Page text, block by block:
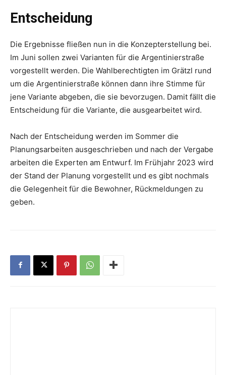
Entscheidung
Die Ergebnisse fließen nun in die Konzepterstellung bei.
Im Juni sollen zwei Varianten für die Argentinierstraße
vorgestellt werden. Die Wahlberechtigten im Grätzl rund
um die Argentinierstraße können dann ihre Stimme für
jene Variante abgeben, die sie bevorzugen. Damit fällt die
Entscheidung für die Variante, die ausgearbeitet wird.
Nach der Entscheidung werden im Sommer die
Planungsarbeiten ausgeschrieben und nach der Vergabe
arbeiten die Experten am Entwurf. Im Frühjahr 2023 wird
der Stand der Planung vorgestellt und es gibt nochmals
die Gelegenheit für die Bewohner, Rückmeldungen zu
geben.